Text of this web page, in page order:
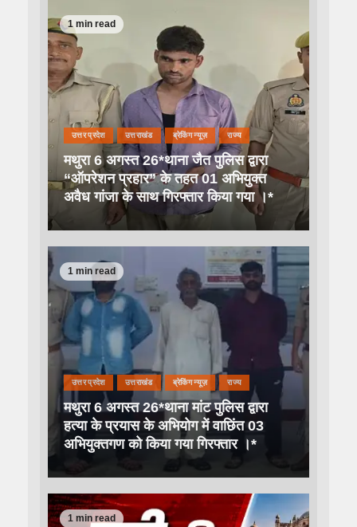
1 min read
उत्तर प्रदेश उत्तराखंड ब्रेकिंग न्यूज़ राज्य
मथुरा 6 अगस्त 26*थाना जैत पुलिस द्वारा
“ऑपरेशन प्रहार” के तहत 01 अभियुक्त
अवैध गांजा के साथ गिरफ्तार किया गया ।*
1 min read
उत्तर प्रदेश उत्तराखंड ब्रेकिंग न्यूज़ राज्य
मथुरा 6 अगस्त 26*थाना मांट पुलिस द्वारा
हत्या के प्रयास के अभियोग में वाछिंत 03
अभियुक्तगण को किया गया गिरफ्तार ।*
1 min read